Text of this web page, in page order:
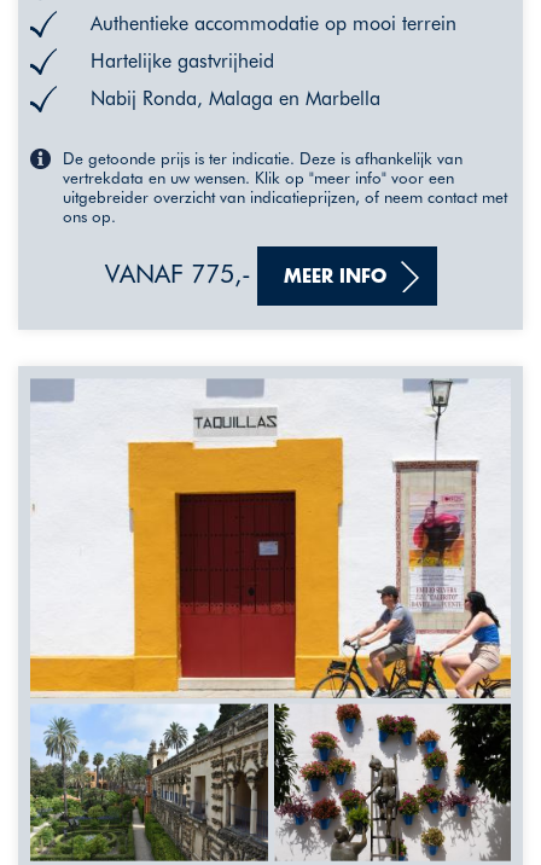
Authentieke accommodatie op mooi terrein
Hartelijke gastvrijheid
Nabij Ronda, Malaga en Marbella
De getoonde prijs is ter indicatie. Deze is afhankelijk van
vertrekdata en uw wensen. Klik op "meer info" voor een
uitgebreider overzicht van indicatieprijzen, of neem contact met
ons op.
VANAF 775,- MEER INFO